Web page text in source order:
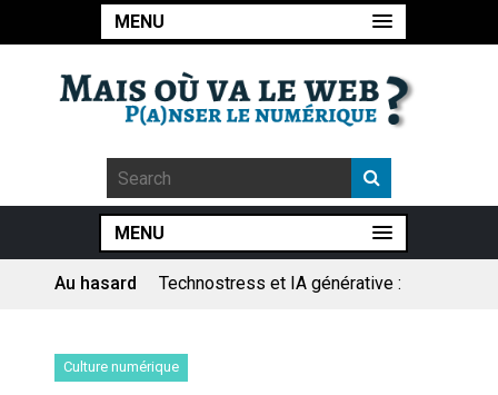
MENU
MENU
Au hasard
Pourquoi les études qui
Le consultant : une lecture
sociologique
Culture numérique